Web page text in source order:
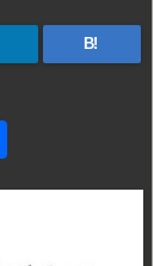
B!
有